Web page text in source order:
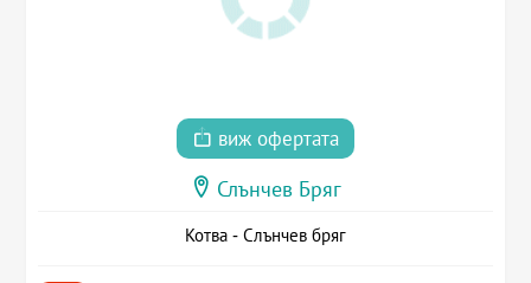
виж офертата
Слънчев Бряг
Котва - Слънчев бряг